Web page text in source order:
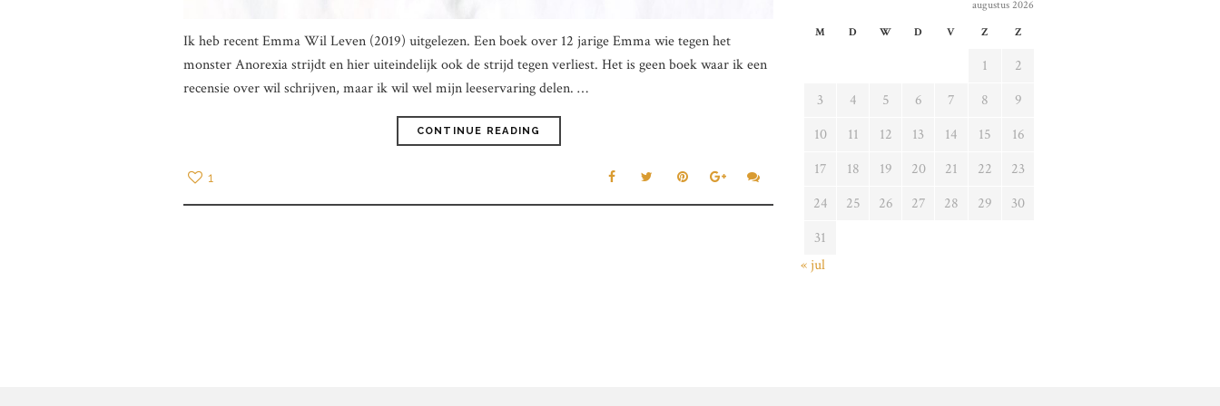
Ik heb recent Emma Wil Leven (2019) uitgelezen. Een boek over 12 jarige Emma wie tegen het
monster Anorexia strijdt en hier uiteindelijk ook de strijd tegen verliest. Het is geen boek waar ik een
recensie over wil schrijven, maar ik wil wel mijn leeservaring delen. …
CONTINUE READING
1
augustus 2026
M
D W D V Z Z
1
2
3
4 5 6 7 8
9
10
11 12 13 14 15
16
17
18 19 20 21 22
23
24
25 26 27 28 29
30
31
« jul